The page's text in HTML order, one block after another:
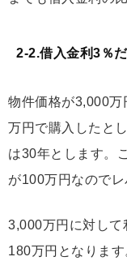
2-2.借入金利3％
物件価格が3,000
万円で購入したと
は30年とします。
が100万円なのでレ
3,000万円に対して
180万円となりま